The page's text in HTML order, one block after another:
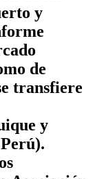
y
de
transfiere
y